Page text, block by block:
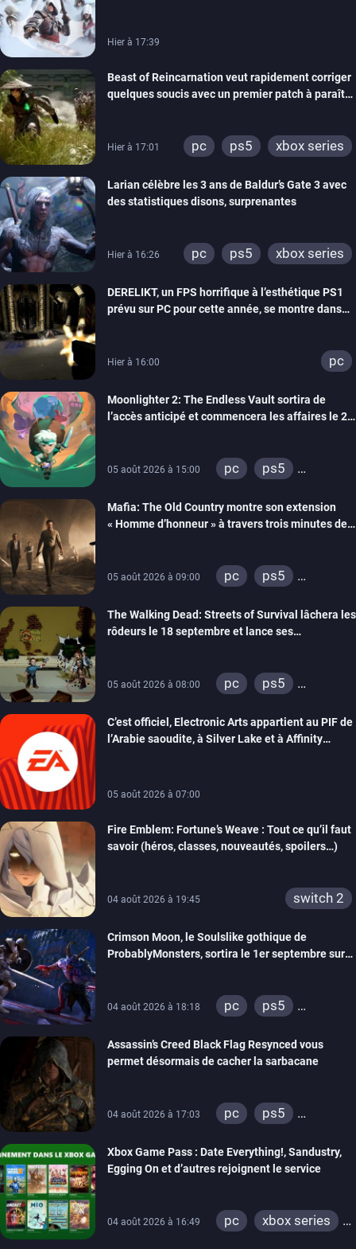
Hier à 17:39
Beast of Reincarnation veut rapidement corriger
quelques soucis avec un premier patch à paraître
Hier à 17:01 pc ps5 xbox series
Larian célèbre les 3 ans de Baldur’s Gate 3 avec
des statistiques disons, surprenantes
Hier à 16:26 pc ps5 xbox series
DERELIKT, un FPS horrifique à l’esthétique PS1
prévu sur PC pour cette année, se montre dans
Hier à 16:00 pc
Moonlighter 2: The Endless Vault sortira de
l’accès anticipé et commencera les affaires le 2
05 août 2026 à 15:00 pc
ps5
Mafia: The Old Country montre son extension
« Homme d’honneur » à travers trois minutes de
05 août 2026 à 09:00 pc
ps5
The Walking Dead: Streets of Survival lâchera les
rôdeurs le 18 septembre et lance ses
05 août 2026 à 08:00 pc
ps5
switch
switch 2
C’est officiel, Electronic Arts appartient au PIF de
l’Arabie saoudite, à Silver Lake et à Affinity
05 août 2026 à 07:00
Fire Emblem: Fortune’s Weave : Tout ce qu’il faut
savoir (héros, classes, nouveautés, spoilers…)
04 août 2026 à 19:45 switch 2
Crimson Moon, le Soulslike gothique de
ProbablyMonsters, sortira le 1er septembre sur
04 août 2026 à 18:18 pc
ps5
Assassin’s Creed Black Flag Resynced vous
permet désormais de cacher la sarbacane
04 août 2026 à 17:03 pc
ps5
Xbox Game Pass : Date Everything!, Sandustry,
Egging On et d’autres rejoignent le service
04 août 2026 à 16:49 pc
xbox series